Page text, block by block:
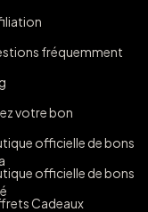
fréquemment
votre bon
officielle de bons
officielle de bons
Cadeaux